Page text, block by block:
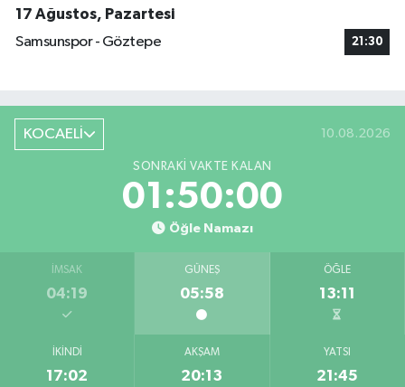
17 Ağustos, Pazartesi
Samsunspor - Göztepe
21:30
KOCAELİ 10.08.2026
SONRAKI VAKTE KALAN
01:50:00
Öğle Namazı
İMSAK
04:19
GÜNEŞ
05:58
ÖĞLE
13:11
İKINDI
17:02
AKŞAM
20:13
YATSI
21:45